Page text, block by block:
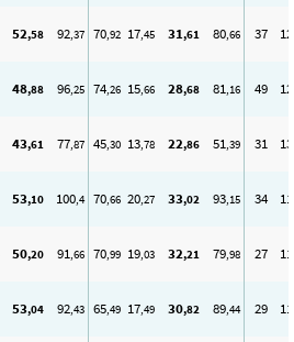
52,58 92,37 70,92 17,45 31,61 80,66 37 12
48,88 96,25 74,26 15,66 28,68 81,16 49 12
43,61 77,87 45,30 13,78 22,86 51,39 31 13
53,10 100,4 70,66 20,27 33,02 93,15 34 11
50,20 91,66 70,99 19,03 32,21 79,98 27 11
53,04 92,43 65,49 17,49 30,82 89,44 29 11